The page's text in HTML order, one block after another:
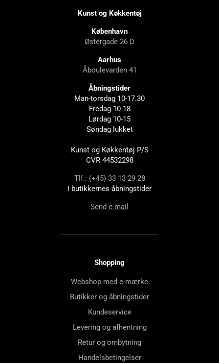
Kunst og Køkkentøj
København
Østergade 26 D
Aarhus
Åboulevarden 41
Åbningstider
Man-torsdag 10-17.30
Fredag 10-18
Lørdag 10-15
Søndag lukket
Kunst og Køkkentøj P/S
CVR 44532298
Tlf.: (+45) 33 13 29 28
I butikkernes åbningstider
Send e-mail
Shopping
Webshop med e-mærke
Butikker og åbningstider
Kundeservice
Levering og afhentning
Retur og ombytning
Handelsbetingelser